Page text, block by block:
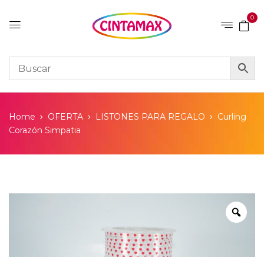
0
Home OFERTA LISTONES PARA REGALO
Curling
Corazón Simpatia